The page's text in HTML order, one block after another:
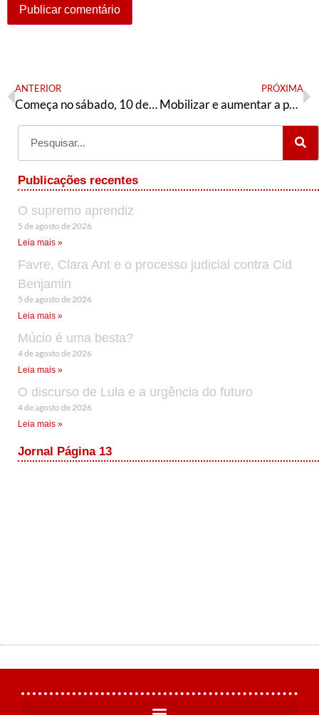
ANTERIOR
Começa no sábado, 10 de julho, curso sobre os 100 anos de comunismo no Brasil
PRÓXIMA
Mobilizar e aumentar a participação popular nos atos de 24 de julho
Publicações recentes
O supremo aprendiz
5 de agosto de 2026
Leia mais »
Favre, Clara Ant e o processo judicial contra Cid
Benjamin
5 de agosto de 2026
Leia mais »
Múcio é uma besta?
4 de agosto de 2026
Leia mais »
O discurso de Lula e a urgência do futuro
4 de agosto de 2026
Leia mais »
Jornal Página 13